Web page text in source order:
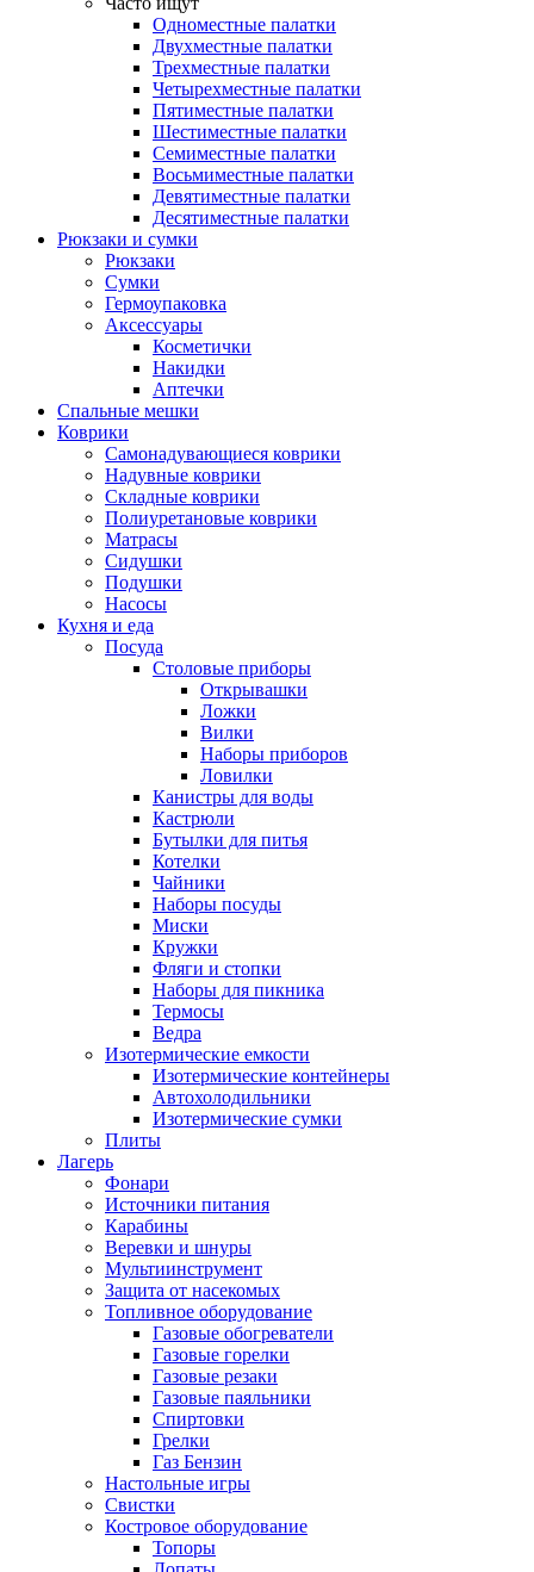
Одноместные палатки
Двухместные палатки
Трехместные палатки
Четырехместные палатки
Пятиместные палатки
Шестиместные палатки
Семиместные палатки
Восьмиместные палатки
Девятиместные палатки
Десятиместные палатки
Рюкзаки и сумки
Рюкзаки
Сумки
Гермоупаковка
Аксессуары
Косметички
Накидки
Аптечки
Спальные мешки
Коврики
Самонадувающиеся коврики
Надувные коврики
Складные коврики
Полиуретановые коврики
Матрасы
Сидушки
Подушки
Насосы
Кухня и еда
Посуда
Столовые приборы
Открывашки
Ложки
Вилки
Наборы приборов
Ловилки
Канистры для воды
Кастрюли
Бутылки для питья
Котелки
Чайники
Наборы посуды
Миски
Кружки
Фляги и стопки
Наборы для пикника
Термосы
Ведра
Изотермические емкости
Изотермические контейнеры
Автохолодильники
Изотермические сумки
Плиты
Лагерь
Фонари
Источники питания
Карабины
Веревки и шнуры
Мультиинструмент
Защита от насекомых
Топливное оборудование
Газовые обогреватели
Газовые горелки
Газовые резаки
Газовые паяльники
Спиртовки
Грелки
Газ Бензин
Настольные игры
Свистки
Костровое оборудование
Топоры